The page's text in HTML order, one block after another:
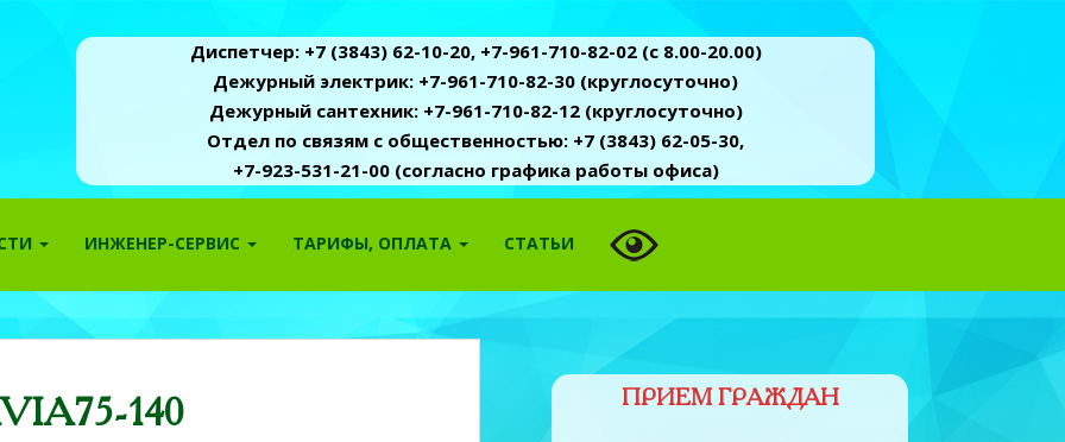
Диспетчер: +7 (3843) 62-10-20, +7-961-710-82-02 (c 8.00-20.00)
Дежурный электрик: +7-961-710-82-30 (круглосуточно)
Дежурный сантехник: +7-961-710-82-12 (круглосуточно)
Отдел по связям с общественностью: +7 (3843) 62-05-30,
+7-923-531-21-00 (согласно графика работы офиса)
ИНЖЕНЕР-СЕРВИС ТАРИФЫ, ОПЛАТА СТАТЬИ
140 ПРИЕМ ГРАЖДАН